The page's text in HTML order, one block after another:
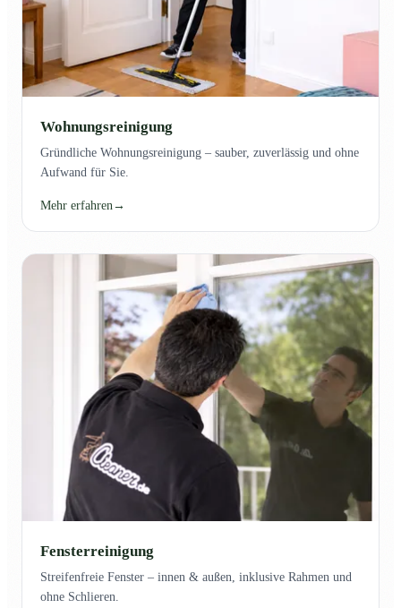
Wohnungsreinigung
Gründliche Wohnungsreinigung – sauber, zuverlässig und ohne
Aufwand für Sie.
Mehr erfahren →
Fensterreinigung
Streifenfreie Fenster – innen & außen, inklusive Rahmen und
ohne Schlieren.